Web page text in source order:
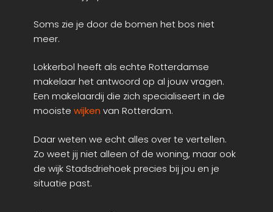
Soms zie je door de bomen het bos niet
meer.
Lokkerbol heeft als echte Rotterdamse
makelaar het antwoord op al jouw vragen.
Een makelaardij die zich specialiseert in de
mooiste wijken van Rotterdam.
Daar weten we echt alles over te vertellen.
Zo weet jij niet alleen of de woning, maar ook
de wijk Stadsdriehoek precies bij jou en je
situatie past.